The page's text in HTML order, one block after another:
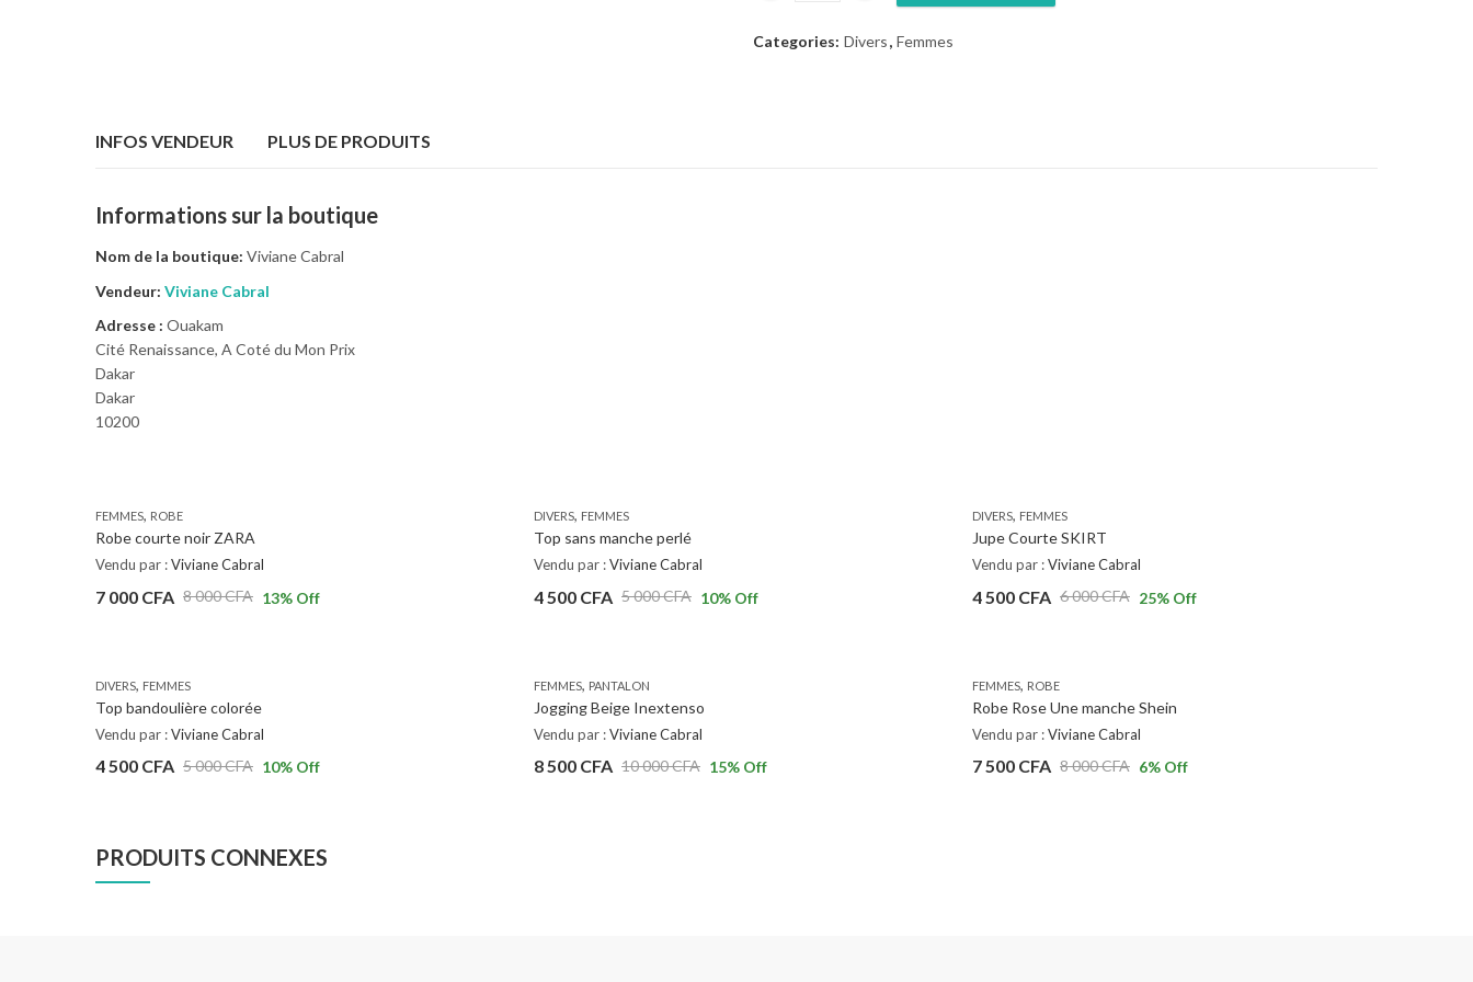
Categories: Divers, Femmes
INFOS VENDEUR PLUS DE PRODUITS
Informations sur la boutique
Nom de la boutique: Viviane Cabral
Vendeur: Viviane Cabral
Adresse : Ouakam
Cité Renaissance, A Coté du Mon Prix
Dakar
Dakar
10200
FEMMES, ROBE
Robe courte noir ZARA
Vendu par :Viviane Cabral
8 000CFA
7 000 CFA 13% Off
DIVERS, FEMMES
Top sans manche perlé
Vendu par :Viviane Cabral
5 000CFA
4 500 CFA 10% Off
DIVERS, FEMMES
Jupe Courte SKIRT
Vendu par :Viviane Cabral
6 000CFA
4 500 CFA 25% Off
DIVERS, FEMMES
Top bandoulière colorée
Vendu par :Viviane Cabral
5 000CFA
4 500 CFA 10% Off
FEMMES, PANTALON
Jogging Beige Inextenso
Vendu par :Viviane Cabral
10 000CFA
8 500 CFA 15% Off
FEMMES, ROBE
Robe Rose Une manche Shein
Vendu par :Viviane Cabral
8 000CFA
7 500 CFA 6% Off
PRODUITS CONNEXES